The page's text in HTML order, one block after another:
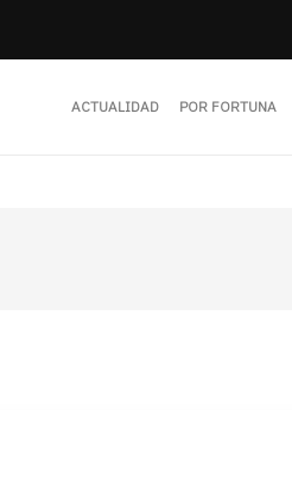
ACTUALIDAD POR FORTUNA